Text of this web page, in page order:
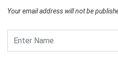
Your email address will not be